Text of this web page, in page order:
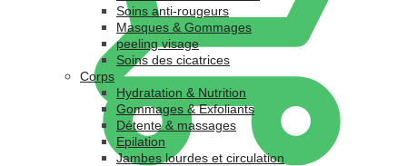
Soins anti-rougeurs
Masques & Gommages
peeling visage
Soins des cicatrices
Corps
Hydratation & Nutrition
Gommages & Exfoliants
Détente & massages
Epilation
Jambes lourdes et circulation